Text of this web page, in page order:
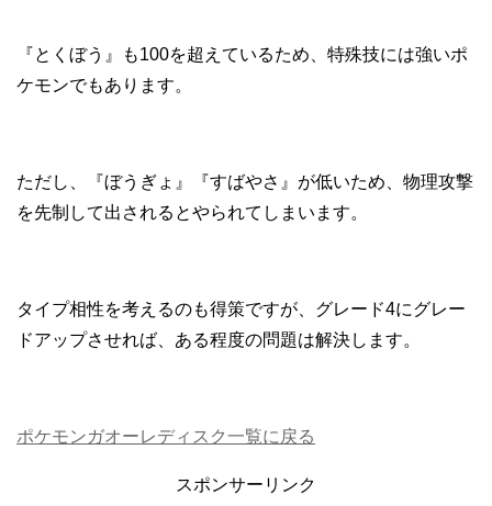
『とくぼう』も100を超えているため、特殊技には強いポ
ケモンでもあります。
ただし、『ぼうぎょ』『すばやさ』が低いため、物理攻撃
を先制して出されるとやられてしまいます。
タイプ相性を考えるのも得策ですが、グレード4にグレー
ドアップさせれば、ある程度の問題は解決します。
ポケモンガオーレディスク一覧に戻る
スポンサーリンク